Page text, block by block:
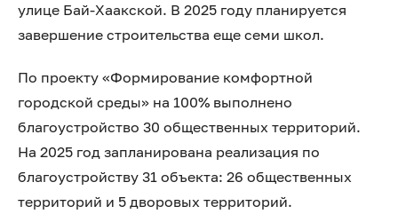
улице Бай-Хаакской. В 2025 году планируется
завершение строительства еще семи школ.
По проекту «Формирование комфортной
городской среды» на 100% выполнено
благоустройство 30 общественных территорий.
На 2025 год запланирована реализация по
благоустройству 31 объекта: 26 общественных
территорий и 5 дворовых территорий.